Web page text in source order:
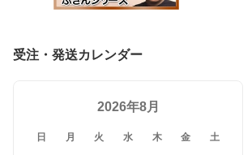
受注・発送カレンダー
2026年8月
日 月 火 水 木 金 土